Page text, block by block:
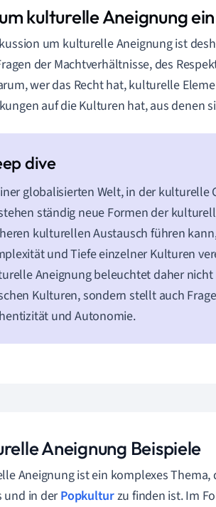
kulturelle Aneignung
um kulturelle Aneignung ist
der Machtverhältnisse, des
wer das Recht hat, kulturelle
auf die Kulturen hat, aus denen
globalisierten Welt, in der kulturelle
ständig neue Formen der
kulturellen Austausch führen
und Tiefe einzelner Kulturen
Aneignung beleuchtet daher
Kulturen, sondern stellt auch
und Autonomie.
Aneignung Beispiele
Aneignung ist ein komplexes
und in derPopkulturzu finden ist. Im